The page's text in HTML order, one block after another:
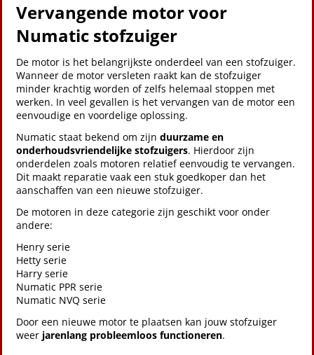
Vervangende motor voor
Numatic stofzuiger
De motor is het belangrijkste onderdeel van een stofzuiger.
Wanneer de motor versleten raakt kan de stofzuiger
minder krachtig worden of zelfs helemaal stoppen met
werken. In veel gevallen is het vervangen van de motor een
eenvoudige en voordelige oplossing.
Numatic staat bekend om zijn duurzame en
onderhoudsvriendelijke stofzuigers. Hierdoor zijn
onderdelen zoals motoren relatief eenvoudig te vervangen.
Dit maakt reparatie vaak een stuk goedkoper dan het
aanschaffen van een nieuwe stofzuiger.
De motoren in deze categorie zijn geschikt voor onder
andere:
Henry serie
Hetty serie
Harry serie
Numatic PPR serie
Numatic NVQ serie
Door een nieuwe motor te plaatsen kan jouw stofzuiger
weer jarenlang probleemloos functioneren.